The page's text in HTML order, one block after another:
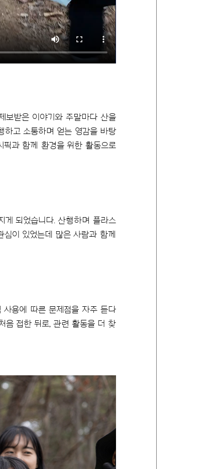
보받은 이야기와 주말마다 산을
하고 소통하며 얻는 영감을 바탕
픽과 함께 환경을 위한 활동으로
게 되었습니다. 산행하며 플라스
심이 있었는데 많은 사람과 함께
용에 따른 문제점을 자주 듣다
음 접한 뒤로, 관련 활동을 더 찾